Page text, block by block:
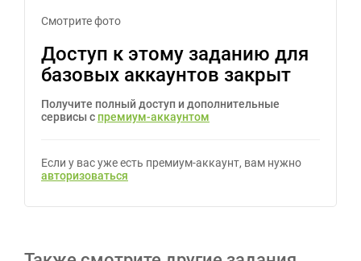
Смотрите фото
Доступ к этому заданию для
базовых аккаунтов закрыт
Получите полный доступ и дополнительные
сервисы с премиум-аккаунтом
Если у вас уже есть премиум-аккаунт, вам нужно
авторизоваться